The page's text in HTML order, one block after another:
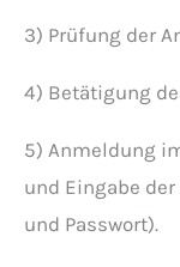
3) Prüfung der
4) Betätigung
5) Anmeldung
und Eingabe
und Passwort).